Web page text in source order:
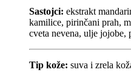
Sastojci: ekstrakt
kamilice, pirinčani prah,
cveta nevena, ulje jojobe,
Tip kože: suva i zrela